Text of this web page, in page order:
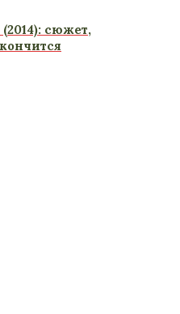
сюжет,